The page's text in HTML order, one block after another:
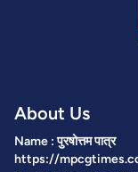
About Us
Name : पुरषोत्तम पात्र
https://